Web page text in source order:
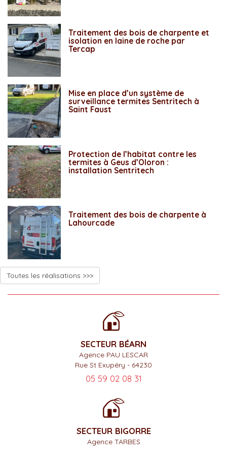
Traitement des bois de charpente et
isolation en laine de roche par
Tercap
Mise en place d’un système de
surveillance termites Sentritech à
Saint Faust
Protection de l’habitat contre les
termites à Geus d’Oloron :
installation Sentritech
Traitement des bois de charpente à
Lahourcade
Toutes les réalisations >>>
SECTEUR BÉARN
Agence PAU LESCAR
Rue St Exupéry - 64230
05 59 02 08 31
SECTEUR BIGORRE
Agence TARBES